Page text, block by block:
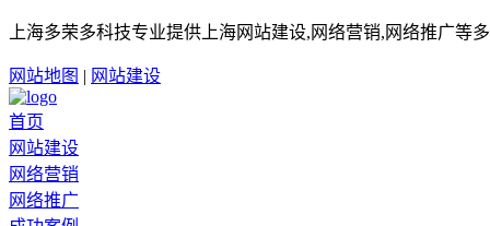
上海多荣多科技专业提供上海网站建设,网络营销,网络推广等
网站地图 | 网站建设
首页
网站建设
网络营销
网络推广